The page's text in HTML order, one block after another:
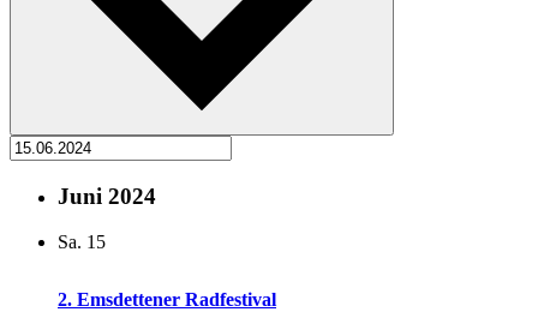
Juni 2024
Sa. 15
2. Emsdettener Radfestival